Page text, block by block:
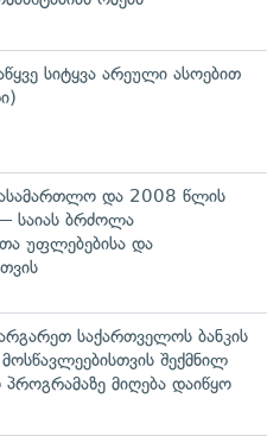
სიტყვა არეული ასოებით
და 2008 წლის
საიას ბრძოლა
უფლებებისა და
საქართველოს ბანკის
შექმნილ
მიღება დაიწყო